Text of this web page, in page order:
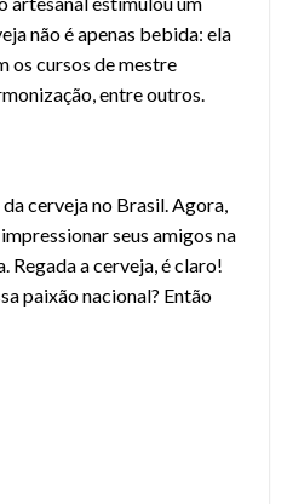
não é apenas bebida: ela
os cursos de mestre
, entre outros.
cerveja no Brasil. Agora,
seus amigos na
Regada a cerveja, é claro!
paixão nacional? Então